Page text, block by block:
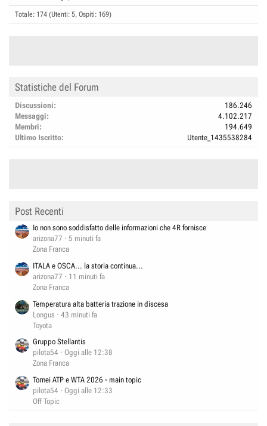
Totale: 174 (Utenti: 5, Ospiti: 169)
Statistiche del Forum
Discussioni
186.246
Messaggi
4.102.217
Membri
194.649
Ultimo Iscritto
Utente_1435538284
Post Recenti
Io non sono soddisfatto delle informazioni che 4R fornisce
arizona77
5 minuti fa
Zona Franca
ITALA e OSCA... la storia continua...
arizona77
11 minuti fa
Zona Franca
Temperatura alta batteria trazione in discesa
Longus
43 minuti fa
Toyota
Gruppo Stellantis
pilota54
Oggi alle 12:38
Zona Franca
Tornei ATP e WTA 2026 - main topic
pilota54
Oggi alle 12:33
Off Topic